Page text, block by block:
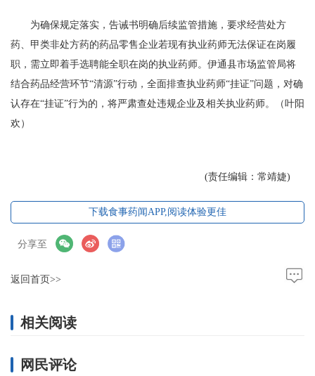
为确保规定落实，告诫书明确后续监管措施，要求经营处方
药、甲类非处方药的药品零售企业若现有执业药师无法保证在岗履
职，需立即着手选聘能全职在岗的执业药师。伊通县市场监管局将
结合药品经营环节“清源”行动，全面排查执业药师“挂证”问题，对确
认存在“挂证”行为的，将严肃查处违规企业及相关执业药师。（叶阳
欢）
(责任编辑：常靖婕)
下载食事药闻APP,阅读体验更佳
分享至
返回首页>>
相关阅读
网民评论